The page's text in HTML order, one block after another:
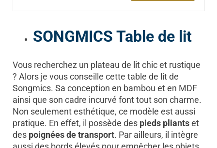
SONGMICS Table de lit
Vous recherchez un plateau de lit chic et rustique
? Alors je vous conseille cette table de lit de
Songmics. Sa conception en bambou et en MDF
ainsi que son cadre incurvé font tout son charme.
Non seulement esthétique, ce modèle est aussi
pratique. En effet, il possède des pieds pliantset
des poignées de transport. Par ailleurs, il intègre